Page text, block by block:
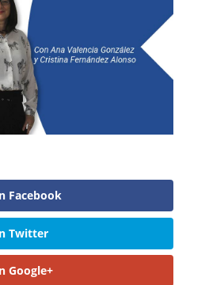
Facebook
Twitter
Google+